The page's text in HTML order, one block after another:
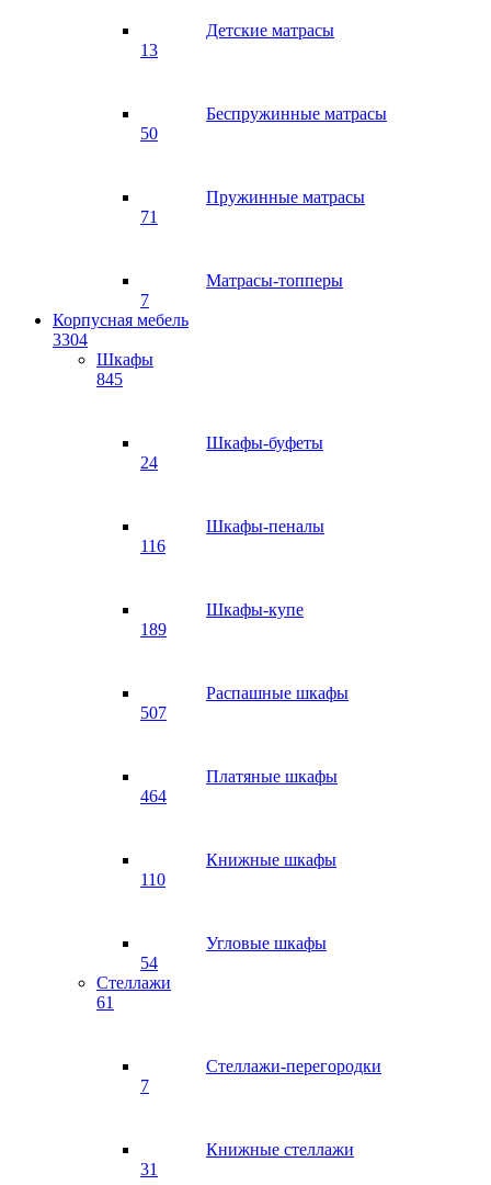
Детские матрасы
13
Беспружинные матрасы
50
Пружинные матрасы
71
Матрасы-топперы
7
Корпусная мебель
3304
Шкафы
845
Шкафы-буфеты
24
Шкафы-пеналы
116
Шкафы-купе
189
Распашные шкафы
507
Платяные шкафы
464
Книжные шкафы
110
Угловые шкафы
54
Стеллажи
61
Стеллажи-перегородки
7
Книжные стеллажи
31